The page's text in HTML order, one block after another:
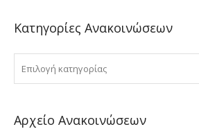
Κατηγορίες Ανακοινώσεων
Αρχείο Ανακοινώσεων